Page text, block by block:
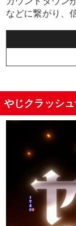
などに繋がり、
やじクラッシ